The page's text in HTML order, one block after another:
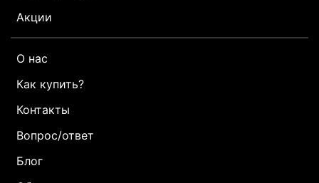
Акции
О нас
Как купить?
Контакты
Вопрос/ответ
Блог